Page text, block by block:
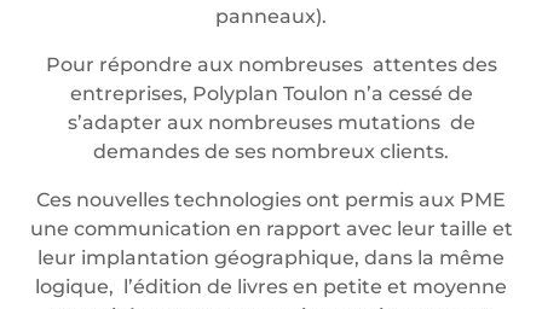
panneaux).
Pour répondre aux nombreuses attentes des
entreprises, Polyplan Toulon n’a cessé de
s’adapter aux nombreuses mutations de
demandes de ses nombreux clients.
Ces nouvelles technologies ont permis aux PME
une communication en rapport avec leur taille et
leur implantation géographique, dans la même
logique, l’édition de livres en petite et moyenne